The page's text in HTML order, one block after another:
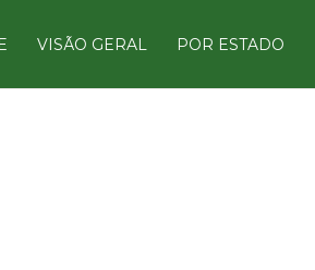
VISÃO GERAL POR ESTADO